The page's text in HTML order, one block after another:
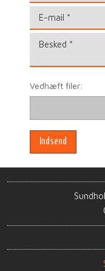
Vedhæft filer: